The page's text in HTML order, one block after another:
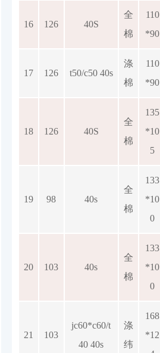
16 126 40S
全
棉
110
*90
17 126 t50/c50 40s
涤
棉
110
*90
18 126 40S
全
棉
135
*10
5
19 98 40s
全
棉
133
*10
0
20 103 40s
全
棉
133
*10
0
21 103
jc60*c60/t
40 40s
涤
纬
168
*12